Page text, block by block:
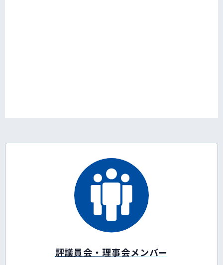
評議員会・理事会メンバー